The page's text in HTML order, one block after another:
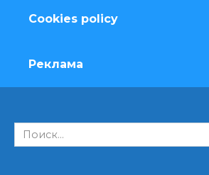
Cookies policy
Реклама
Search
for: